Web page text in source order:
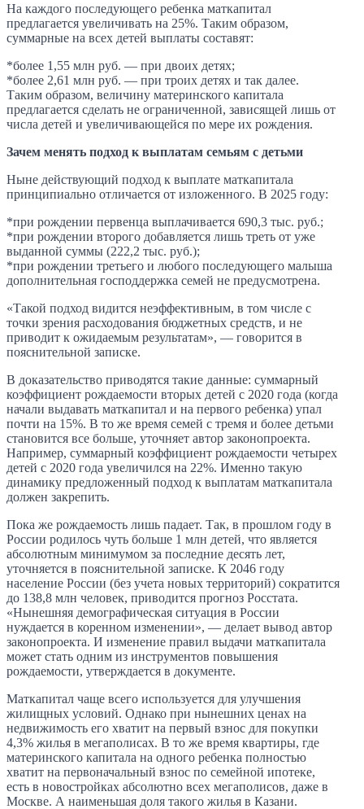
На каждого последующего ребенка маткапитал
предлагается увеличивать на 25%. Таким образом,
суммарные на всех детей выплаты составят:
*более 1,55 млн руб. — при двоих детях;
*более 2,61 млн руб. — при троих детях и так далее.
Таким образом, величину материнского капитала
предлагается сделать не ограниченной, зависящей лишь от
числа детей и увеличивающейся по мере их рождения.
Зачем менять подход к выплатам семьям с детьми
Ныне действующий подход к выплате маткапитала
принципиально отличается от изложенного. В 2025 году:
*при рождении первенца выплачивается 690,3 тыс. руб.;
*при рождении второго добавляется лишь треть от уже
выданной суммы (222,2 тыс. руб.);
*при рождении третьего и любого последующего малыша
дополнительная господдержка семей не предусмотрена.
«Такой подход видится неэффективным, в том числе с
точки зрения расходования бюджетных средств, и не
приводит к ожидаемым результатам», — говорится в
пояснительной записке.
В доказательство приводятся такие данные: суммарный
коэффициент рождаемости вторых детей с 2020 года (когда
начали выдавать маткапитал и на первого ребенка) упал
почти на 15%. В то же время семей с тремя и более детьми
становится все больше, уточняет автор законопроекта.
Например, суммарный коэффициент рождаемости четырех
детей с 2020 года увеличился на 22%. Именно такую
динамику предложенный подход к выплатам маткапитала
должен закрепить.
Пока же рождаемость лишь падает. Так, в прошлом году в
России родилось чуть больше 1 млн детей, что является
абсолютным минимумом за последние десять лет,
уточняется в пояснительной записке. К 2046 году
население России (без учета новых территорий) сократится
до 138,8 млн человек, приводится прогноз Росстата.
«Нынешняя демографическая ситуация в России
нуждается в коренном изменении», — делает вывод автор
законопроекта. И изменение правил выдачи маткапитала
может стать одним из инструментов повышения
рождаемости, утверждается в документе.
Маткапитал чаще всего используется для улучшения
жилищных условий. Однако при нынешних ценах на
недвижимость его хватит на первый взнос для покупки
4,3% жилья в мегаполисах. В то же время квартиры, где
материнского капитала на одного ребенка полностью
хватит на первоначальный взнос по семейной ипотеке,
есть в новостройках абсолютно всех мегаполисов, даже в
Москве. А наименьшая доля такого жилья в Казани.